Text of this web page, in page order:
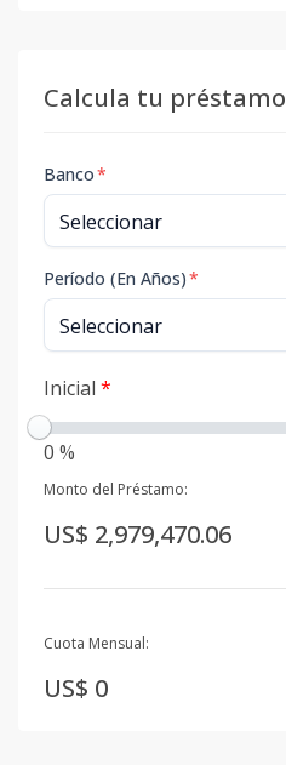
Calcula tu préstamo
Banco*
Período (En Años)*
Inicial *
0 %
Monto del Préstamo:
US$ 2,979,470.06
Cuota Mensual:
US$ 0